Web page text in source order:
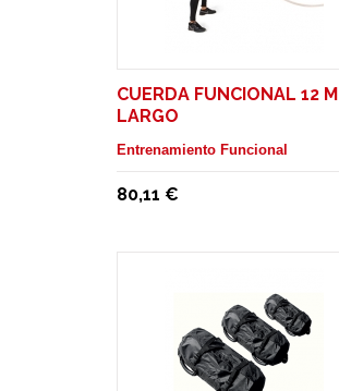
CUERDA FUNCIONAL 12 M
LARGO
Entrenamiento Funcional
80,11 €